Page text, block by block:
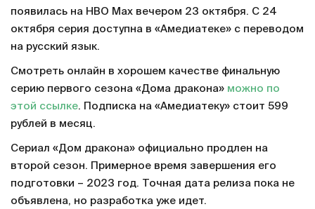
появилась на HBO Max вечером 23 октября. С 24
октября серия доступна в «Амедиатеке» с переводом
на русский язык.
Смотреть онлайн в хорошем качестве финальную
серию первого сезона «Дома дракона» можно по
этой ссылке. Подписка на «Амедиатеку» стоит 599
рублей в месяц.
Сериал «Дом дракона» официально продлен на
второй сезон. Примерное время завершения его
подготовки – 2023 год. Точная дата релиза пока не
объявлена, но разработка уже идет.